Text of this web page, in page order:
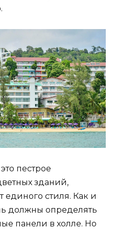
пестрое
зданий,
единого стиля. Как и
должны определять
панели в холле. Но